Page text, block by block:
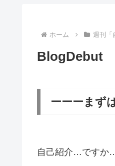
ホーム 週刊「
BlogDebut
ーーーまず
自己紹介…ですか